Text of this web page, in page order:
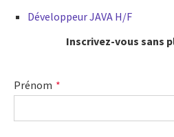
Développeur JAVA H/F
Inscrivez-vous sans
Prénom